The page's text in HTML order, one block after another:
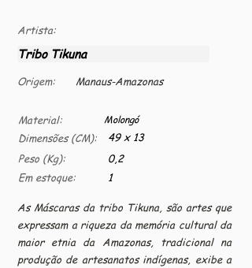
Artista:
Tribo Tikuna
Origem: Manaus-Amazonas
Material:
Dimensões (CM):
Peso (Kg):
Em estoque:
Molongó
49 x 13
0,2
1
As Máscaras da tribo Tikuna, são artes que
expressam a riqueza da memória cultural da
maior etnia da Amazonas, tradicional na
produção de artesanatos indígenas, exibe a